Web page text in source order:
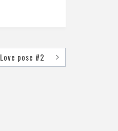
Love pose #2